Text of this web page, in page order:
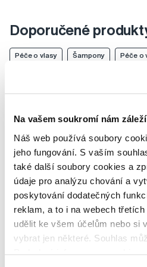
Na vašem soukromí nám záleží
Náš web používá soubory
jeho fungování. S vaším
také další soubory cookies a
údaje pro analýzu chování a
poskytování dodatečných
reklam, a to i na webech
udělit ke všem účelům nebo si
vybrat jen některé. Souhlas
Doporučené
Péče o vlasy Šampony Péče o
Akce